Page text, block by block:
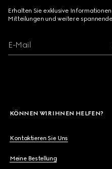
Erhalten Sie exklusive
Mitteilungen und weitere
E-Mail
KÖNNEN WIR IHNEN HELFEN?
Kontaktieren Sie Uns
Meine Bestellung